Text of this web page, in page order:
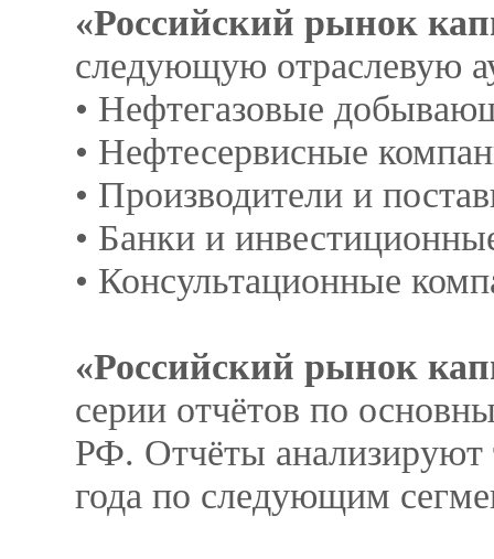
«Российский рынок
следующую отраслевую
• Нефтегазовые
• Нефтесервисные
• Производители и
• Банки и
• Консультационные
«Российский рынок
серии отчётов по
РФ. Отчёты анализируют
года по следующим